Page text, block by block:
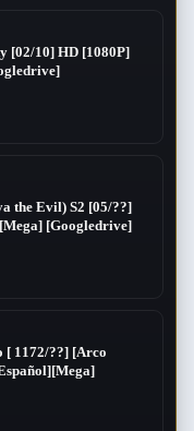
[02/10] HD [1080P]
the Evil) S2 [05/??]
[Googledrive]
[ 1172/??] [Arco